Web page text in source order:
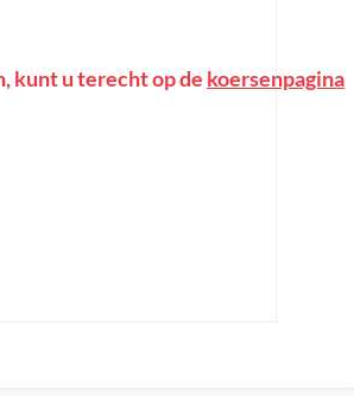
kunt u terecht op de koersenpagina